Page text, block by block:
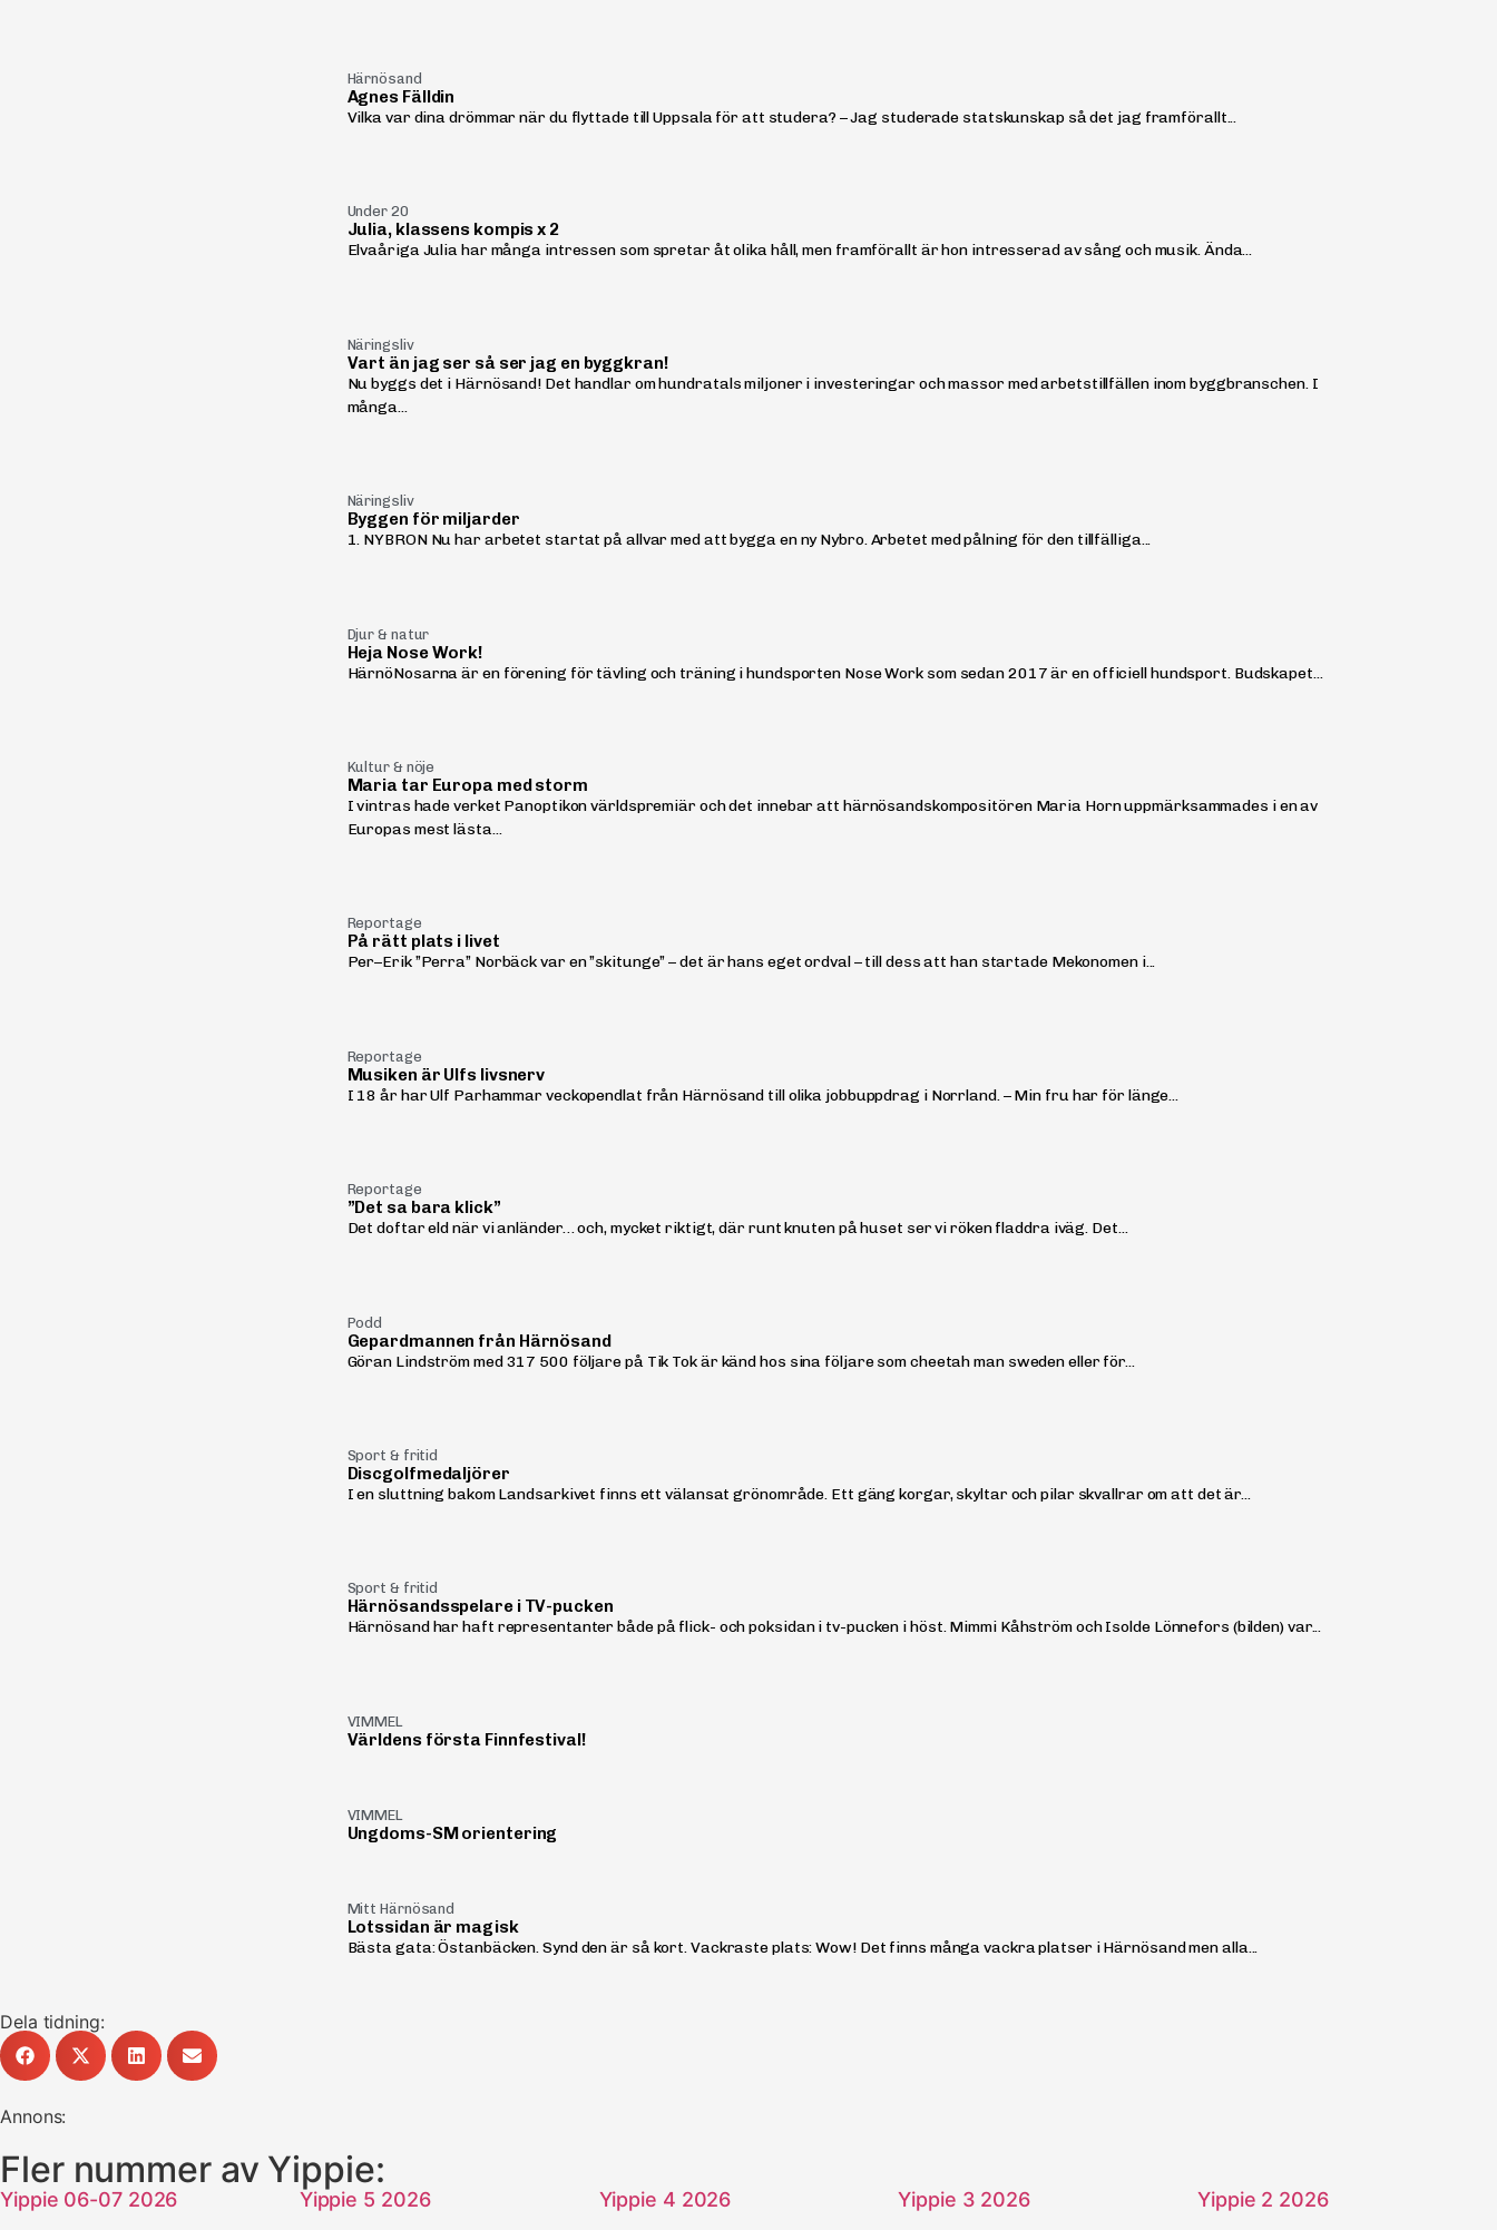
Härnösand
Agnes Fälldin
Vilka var dina drömmar när du flyttade till Uppsala för att studera? – Jag studerade statskunskap så det jag framförallt...
Under 20
Julia, klassens kompis x 2
Elvaåriga Julia har många intressen som spretar åt olika håll, men framförallt är hon intresserad av sång och musik. Ända...
Näringsliv
Vart än jag ser så ser jag en byggkran!
Nu byggs det i Härnösand! Det handlar om hundratals miljoner i investeringar och massor med arbetstillfällen inom byggbranschen. I
många...
Näringsliv
Byggen för miljarder
1. NYBRON Nu har arbetet startat på allvar med att bygga en ny Nybro. Arbetet med pålning för den tillfälliga...
Djur & natur
Heja Nose Work!
HärnöNosarna är en förening för tävling och träning i hundsporten Nose Work som sedan 2017 är en officiell hundsport. Budskapet...
Kultur & nöje
Maria tar Europa med storm
I vintras hade verket Panoptikon världspremiär och det innebar att härnösandskompositören Maria Horn uppmärksammades i en av
Europas mest lästa...
Reportage
På rätt plats i livet
Per–Erik ”Perra” Norbäck var en ”skitunge” – det är hans eget ordval – till dess att han startade Mekonomen i...
Reportage
Musiken är Ulfs livsnerv
I 18 år har Ulf Parhammar veckopendlat från Härnösand till olika jobbuppdrag i Norrland. – Min fru har för länge...
Reportage
”Det sa bara klick”
Det doftar eld när vi anländer… och, mycket riktigt, där runt knuten på huset ser vi röken fladdra iväg. Det...
Podd
Gepardmannen från Härnösand
Göran Lindström med 317 500 följare på Tik Tok är känd hos sina följare som cheetah man sweden eller för...
Sport & fritid
Discgolfmedaljörer
I en sluttning bakom Landsarkivet finns ett välansat grönområde. Ett gäng korgar, skyltar och pilar skvallrar om att det är...
Sport & fritid
Härnösandsspelare i TV-pucken
Härnösand har haft representanter både på flick- och poksidan i tv-pucken i höst. Mimmi Kåhström och Isolde Lönnefors (bilden) var...
VIMMEL
Världens första Finnfestival!
VIMMEL
Ungdoms-SM orientering
Mitt Härnösand
Lotssidan är magisk
Bästa gata: Östanbäcken. Synd den är så kort. Vackraste plats: Wow! Det finns många vackra platser i Härnösand men alla...
Dela tidning:
Annons:
Fler nummer av Yippie:
Yippie 06-07 2026 Yippie 5 2026 Yippie 4 2026 Yippie 3 2026 Yippie 2 2026